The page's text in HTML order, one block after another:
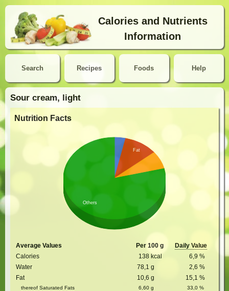
Calories and Nutrients
Information
Search Help
Recipes Foods
Sour cream, light
Nutrition Facts
Fat
Others
Average Values Per 100 g
Daily Value
Calories
138 kcal 6,9 %
Water
78,1 g 2,6 %
Fat
10,6 g 15,1 %
thereof Saturated Fats 6,60 g 33,0 %